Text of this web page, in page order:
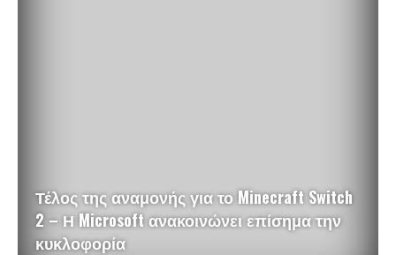
Τέλος της αναμονής για το Minecraft Switch
2 – Η Microsoft ανακοινώνει επίσημα την
κυκλοφορία